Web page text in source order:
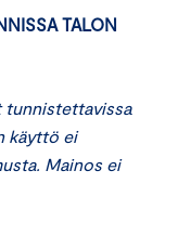
TALON
tunnistettavissa
käyttö ei
Mainos ei